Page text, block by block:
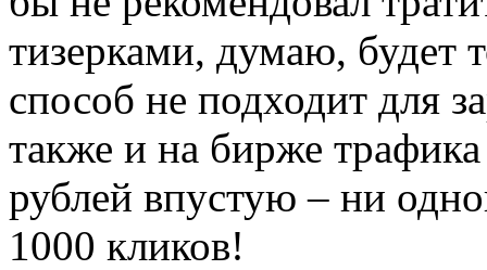
тизерками, думаю, будет
способ не подходит для
также и на бирже
рублей впустую – ни
1000 кликов!